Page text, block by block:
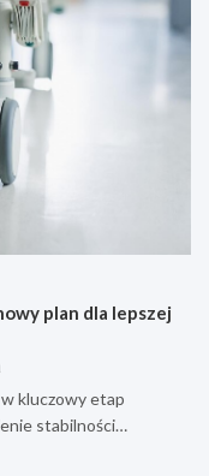
plan dla lepszej
kluczowy etap
stabilności…